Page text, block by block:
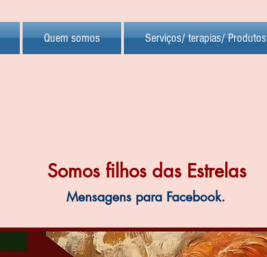
Quem somos Serviços/ terapias/ Produtos
Somos filhos das Estrelas
Mensagens para Facebook.